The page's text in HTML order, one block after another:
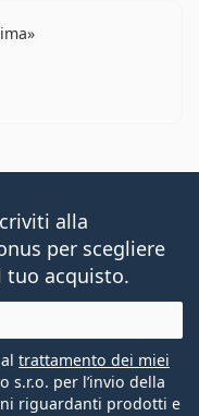
di 5
alla
per scegliere
tuo acquisto.
trattamento dei miei
s.r.o. per l’invio della
riguardanti prodotti e